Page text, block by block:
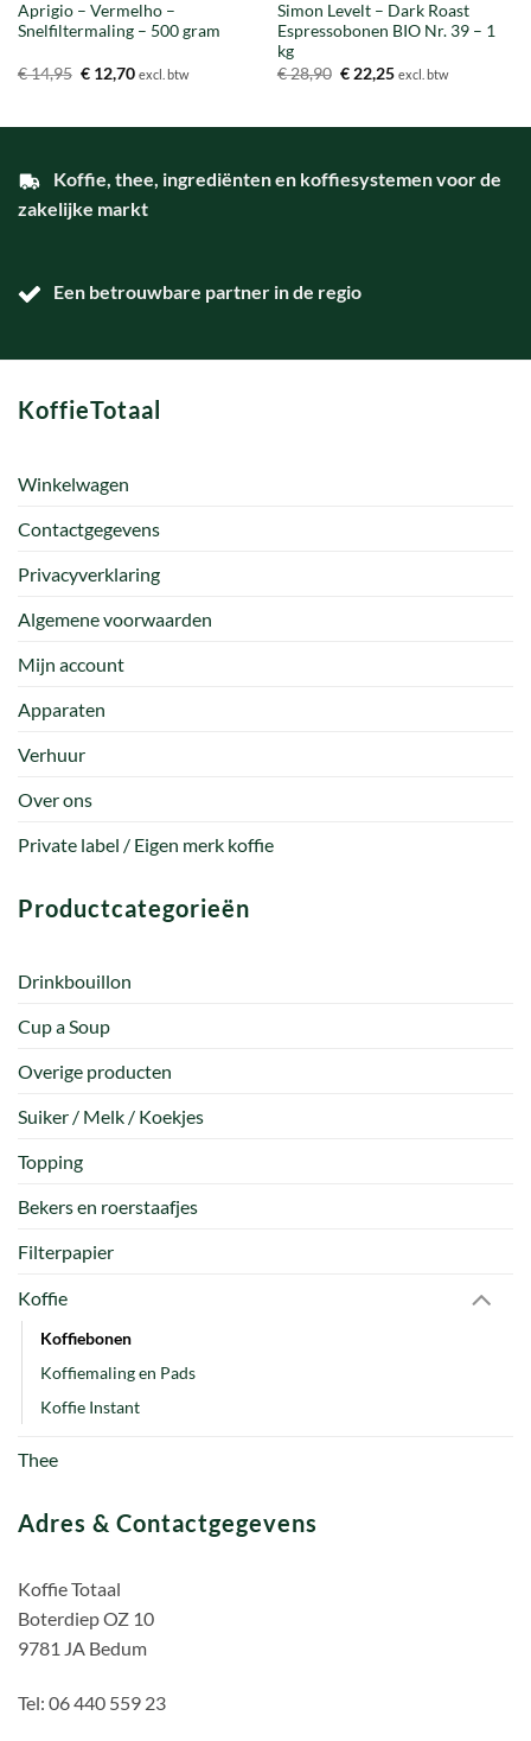
Aprigio – Vermelho –
Snelfiltermaling – 500 gram
€14,95 Oorspronkelijke
€12,70Huidige
excl. btw
Simon Levelt – Dark Roast
Espressobonen BIO Nr. 39 – 1
kg
€28,90 Oorspronkelijke
€22,25Huidige
excl. btw
Koffie, thee, ingrediënten en koffiesystemen voor de
zakelijke markt
Een betrouwbare partner in de regio
KoffieTotaal
Winkelwagen
Contactgegevens
Privacyverklaring
Algemene voorwaarden
Mijn account
Apparaten
Verhuur
Over ons
Private label / Eigen merk koffie
Productcategorieën
Drinkbouillon
Cup a Soup
Overige producten
Suiker / Melk / Koekjes
Topping
Bekers en roerstaafjes
Filterpapier
Koffie
Koffiebonen
Koffiemaling en Pads
Koffie Instant
Thee
Adres & Contactgegevens
Koffie Totaal
Boterdiep OZ 10
9781 JA Bedum
Tel: 06 440 559 23